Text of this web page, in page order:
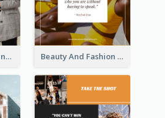
Pantsuit Promote Instagram Post Beauty And Fashion Inspirational Quote Instagram Post